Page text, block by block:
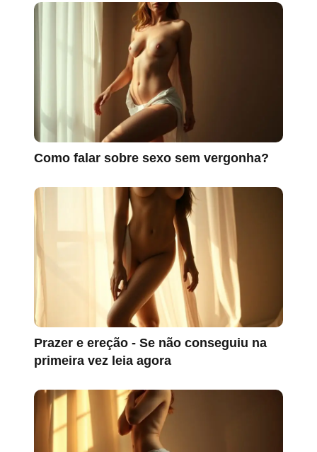
Como falar sobre sexo sem vergonha?
Prazer e ereção - Se não conseguiu na
primeira vez leia agora